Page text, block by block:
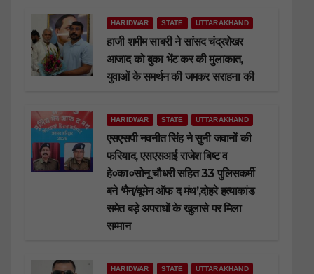
HARIDWAR STATE UTTARAKHAND
हाजी शमीम साबरी ने सांसद चंद्रशेखर
आजाद को बुका भेंट कर की मुलाकात,
युवाओं के समर्थन की जमकर सराहना की
HARIDWAR STATE UTTARAKHAND
एसएसपी नवनीत सिंह ने सुनी जवानों की
फरियाद, एसएसआई राजेश बिष्ट व
हे०का०सोनू चौधरी सहित 33 पुलिसकर्मी
बने ‘मैन/वूमेन ऑफ द मंथ’,दोहरे हत्याकांड
समेत बड़े अपराधों के खुलासे पर मिला
सम्मान
HARIDWAR STATE UTTARAKHAND